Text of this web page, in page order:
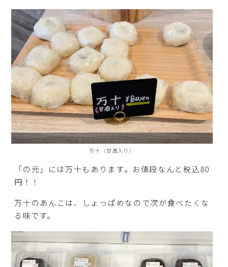
万十（甘酒入り）
「の元」には万十もあります。お値段なんと税込80
円！！
万十のあんこは、しょっぱめなので次が食べたくな
る味です。